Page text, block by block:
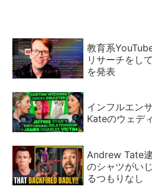
教育系
リサーチをし
を発表
インフルエン
Kateのウェデ
Andrew Tate
のシャツがい
るつもりなし